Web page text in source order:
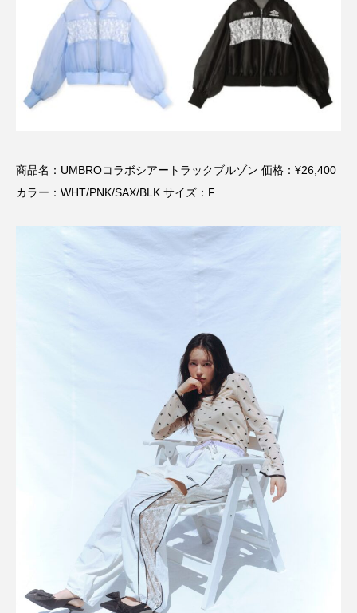
商品名：UMBROコラボシアートラックブルゾン 価格：¥26,400
カラー：WHT/PNK/SAX/BLK サイズ：F